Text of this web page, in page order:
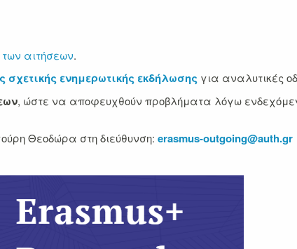
αιτήσεων.
ενημερωτικής εκδήλωσης για αναλυτικές
, ώστε να αποφευχθούν προβλήματα λόγω
Θεοδώρα στη διεύθυνση: erasmus-outgoing@auth.gr